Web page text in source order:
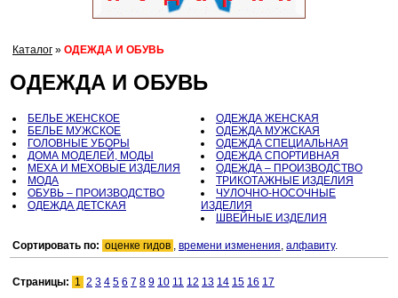
Каталог » ОДЕЖДА И ОБУВЬ
ОДЕЖДА И ОБУВЬ
БЕЛЬЕ ЖЕНСКОЕ
БЕЛЬЕ МУЖСКОЕ
ГОЛОВНЫЕ УБОРЫ
ДОМА МОДЕЛЕЙ, МОДЫ
МЕХА И МЕХОВЫЕ ИЗДЕЛИЯ
МОДА
ОБУВЬ – ПРОИЗВОДСТВО
ОДЕЖДА ДЕТСКАЯ
ОДЕЖДА ЖЕНСКАЯ
ОДЕЖДА МУЖСКАЯ
ОДЕЖДА СПЕЦИАЛЬНАЯ
ОДЕЖДА СПОРТИВНАЯ
ОДЕЖДА – ПРОИЗВОДСТВО
ТРИКОТАЖНЫЕ ИЗДЕЛИЯ
ЧУЛОЧНО-НОСОЧНЫЕ
ИЗДЕЛИЯ
ШВЕЙНЫЕ ИЗДЕЛИЯ
Сортировать по: оценке гидов , времени изменения, алфавиту.
Страницы: 1 2 3 4 5 6 7 8 9 10 11 12 13 14 15 16 17